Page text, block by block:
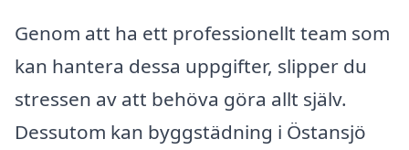
Genom att ha ett professionellt team som
kan hantera dessa uppgifter, slipper du
stressen av att behöva göra allt själv.
Dessutom kan byggstädning i Östansjö